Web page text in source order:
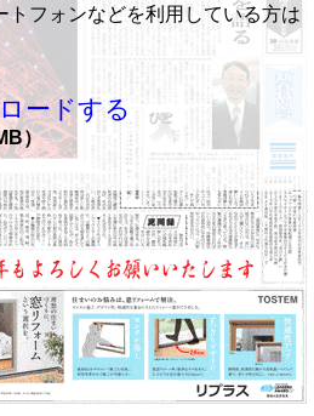
トフォンなどを利用している方は
ードする
）